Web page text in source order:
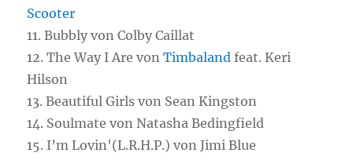
Scooter
11. Bubbly von Colby Caillat
12. The Way I Are vonTimbaland feat. Keri
Hilson
13. Beautiful Girls von Sean Kingston
14. Soulmate von Natasha Bedingfield
15. I’m Lovin'(L.R.H.P.) von Jimi Blue